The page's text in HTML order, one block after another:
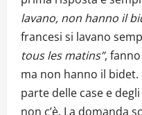
lavano, non hanno il
francesi si lavano
tous les matins”,
ma non hanno il
parte delle case e
non c’è. La domanda